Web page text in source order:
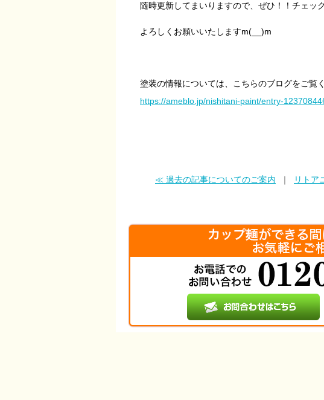
随時更新してまいりますので、ぜひ！！チェッ
よろしくお願いいたしますm(__)m
塗装の情報については、こちらのブログをご覧
https://ameblo.jp/nishitani-paint/entry-
≪ 過去の記事についてのご案内 ｜ リトア